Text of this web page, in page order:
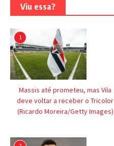
Viu essa?
1
Massis até prometeu, mas Vila
deve voltar a receber o Tricolor
(Ricardo Moreira/Getty Images)